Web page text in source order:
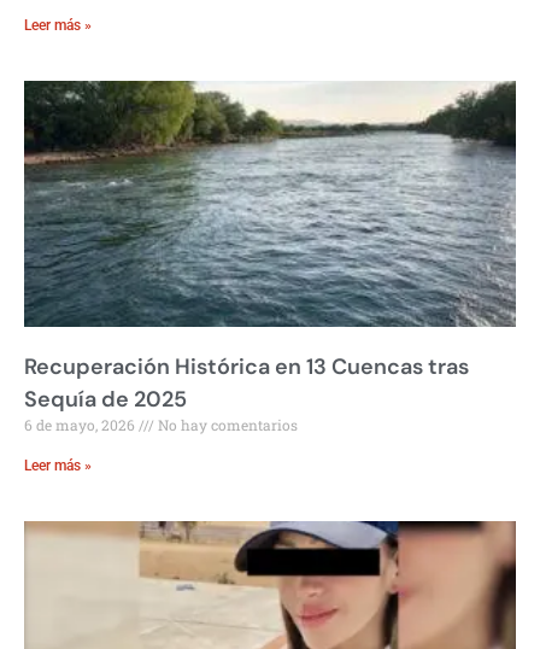
Leer más »
Recuperación Histórica en 13 Cuencas tras
Sequía de 2025
6 de mayo, 2026 No hay comentarios
Leer más »